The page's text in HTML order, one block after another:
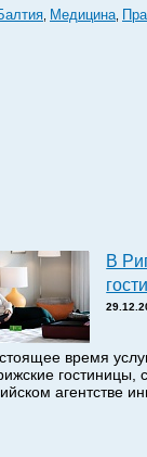
Медицина
В
время
гостиницы,
агентстве